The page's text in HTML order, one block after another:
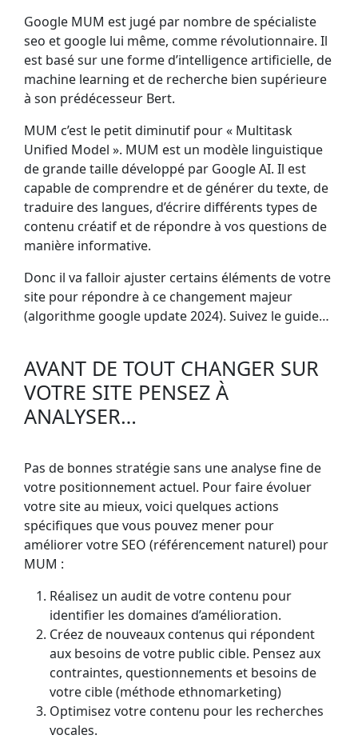
Google MUM est jugé par nombre de spécialiste
seo et google lui même, comme révolutionnaire. Il
est basé sur une forme d’intelligence artificielle, de
machine learning et de recherche bien supérieure
à son prédécesseur Bert.
MUM c’est le petit diminutif pour « Multitask
Unified Model ». MUM est un modèle linguistique
de grande taille développé par Google AI. Il est
capable de comprendre et de générer du texte, de
traduire des langues, d’écrire différents types de
contenu créatif et de répondre à vos questions de
manière informative.
Donc il va falloir ajuster certains éléments de votre
site pour répondre à ce changement majeur
(algorithme google update 2024). Suivez le guide…
AVANT DE TOUT CHANGER SUR
VOTRE SITE PENSEZ À
ANALYSER…
Pas de bonnes stratégie sans une analyse fine de
votre positionnement actuel. Pour faire évoluer
votre site au mieux, voici quelques actions
spécifiques que vous pouvez mener pour
améliorer votre SEO (référencement naturel) pour
MUM :
Réalisez un audit de votre contenu pour
identifier les domaines d’amélioration.
Créez de nouveaux contenus qui répondent
aux besoins de votre public cible. Pensez aux
contraintes, questionnements et besoins de
votre cible (méthode ethnomarketing)
Optimisez votre contenu pour les recherches
vocales.